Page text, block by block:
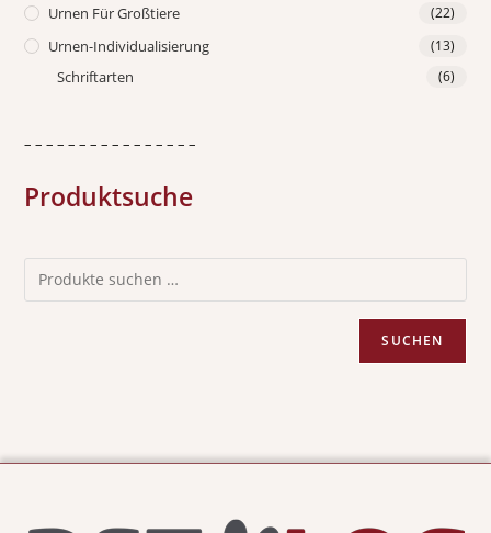
Urnen Für Großtiere (22)
Urnen-Individualisierung (13)
Schriftarten (6)
– – – – – – – – – – – – – – – –
Produktsuche
SUCHEN